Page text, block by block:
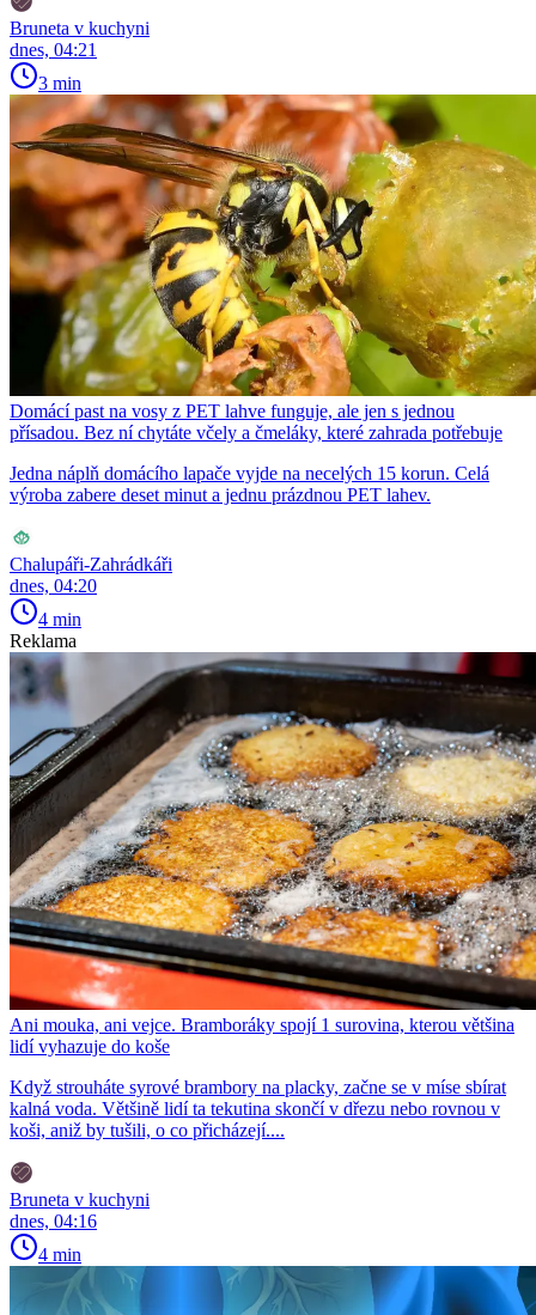
Bruneta v kuchyni
dnes, 04:21
3 min
Domácí past na vosy z PET lahve funguje, ale jen s jednou
přísadou. Bez ní chytáte včely a čmeláky, které zahrada potřebuje
Jedna náplň domácího lapače vyjde na necelých 15 korun. Celá
výroba zabere deset minut a jednu prázdnou PET lahev.
Chalupáři-Zahrádkáři
dnes, 04:20
4 min
Reklama
Ani mouka, ani vejce. Bramboráky spojí 1 surovina, kterou většina
lidí vyhazuje do koše
Když strouháte syrové brambory na placky, začne se v míse sbírat
kalná voda. Většině lidí ta tekutina skončí v dřezu nebo rovnou v
koši, aniž by tušili, o co přicházejí....
Bruneta v kuchyni
dnes, 04:16
4 min